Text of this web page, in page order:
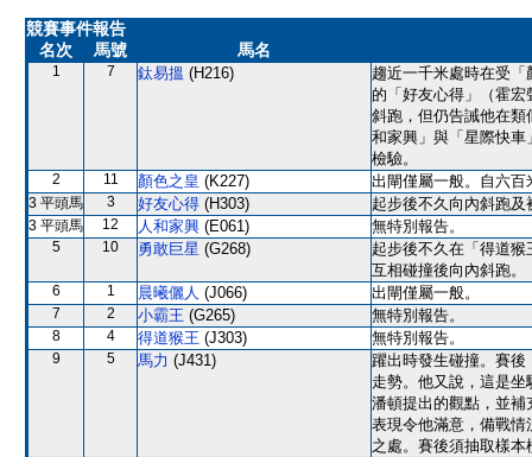
競賽事件報告
名次
馬號 馬名
1 7 鈦易搵 (H216)
趨近一千米處時在受
的「好友心得」（霍
斜跑，但仍告誡他在
和家興」與「星際快
檢驗。
2 11 顏色之皇 (K227) 出閘僅屬一般。自六
3 平頭馬 3 好友心得 (H303) 起步後不久向內斜跑及
3 平頭馬 12 人和家興 (E061) 無特別報告。
5 10 勇敢巨星 (G268)
起步後不久在「得道
互相碰撞後向內斜跑。
6 1 晨曦儷人 (J066) 出閘僅屬一般。
7 2 小霸王 (G265) 無特別報告。
8 4 得道猴王 (J303) 無特別報告。
9 5 馬力 (J431)
躍出時發生碰撞。賽
走勢。他又說，這是
潘頓提出的觀點，並
表現令他滿意，備戰
之處。賽後須抽取樣本